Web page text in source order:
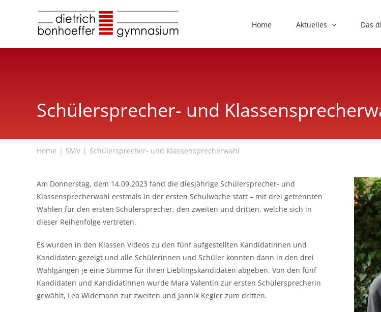
Home Aktuelles Das
Schülersprecher- und
Home SMV Schülersprecher- und Klassensprecherwahl
Am Donnerstag, dem 14.09.2023 fand die diesjährige Schülersprecher- und
Klassensprecherwahl erstmals in der ersten Schulwoche statt – mit drei getrennten
Wahlen für den ersten Schülersprecher, den zweiten und dritten, welche sich in
dieser Reihenfolge vertreten.
Es wurden in den Klassen Videos zu den fünf aufgestellten Kandidatinnen und
Kandidaten gezeigt und alle Schülerinnen und Schüler konnten dann in den drei
Wahlgängen je eine Stimme für ihren Lieblingskandidaten abgeben. Von den fünf
Kandidaten und Kandidatinnen wurde Mara Valentin zur ersten Schülersprecherin
gewählt, Lea Widemann zur zweiten und Jannik Kegler zum dritten.